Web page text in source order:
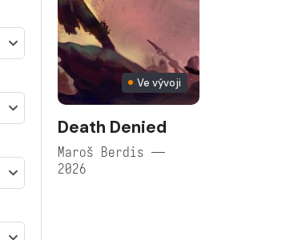
Ve vývoji
Death Denied
Maroš Berdis —
2026